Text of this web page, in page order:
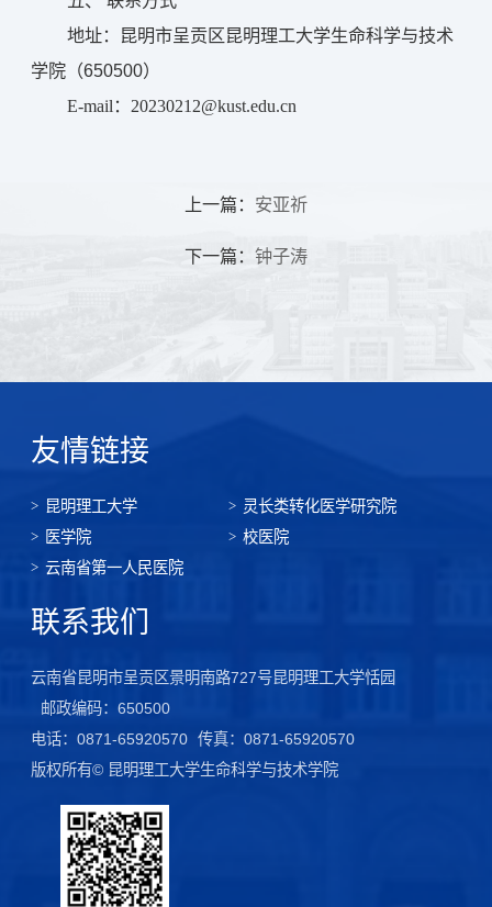
地址：昆明市呈贡区昆明理工大学生命科学与技术
学院（650500）
E-mail：20230212@kust.edu.cn
上一篇： 安亚祈
下一篇： 钟子涛
友情链接
昆明理工大学
灵长类转化医学研究院
医学院
校医院
云南省第一人民医院
联系我们
云南省昆明市呈贡区景明南路727号昆明理工大学恬园
邮政编码：650500
电话：0871-65920570 传真：0871-65920570
版权所有© 昆明理工大学生命科学与技术学院